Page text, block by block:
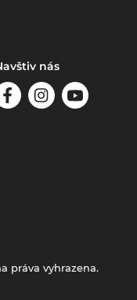
nás
práva vyhrazena.